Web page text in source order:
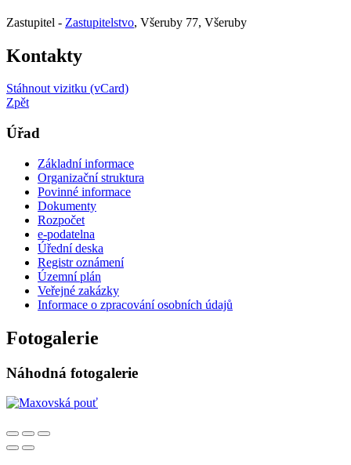
Zastupitel - Zastupitelstvo, Všeruby 77, Všeruby
Kontakty
Stáhnout vizitku (vCard)
Zpět
Úřad
Základní informace
Organizační struktura
Povinné informace
Dokumenty
Rozpočet
e-podatelna
Úřední deska
Registr oznámení
Územní plán
Veřejné zakázky
Informace o zpracování osobních údajů
Fotogalerie
Náhodná fotogalerie